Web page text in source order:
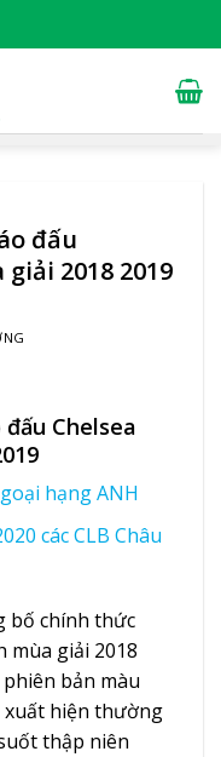
đấu
2018 2019
Chelsea
hạng ANH
các CLB Châu
bố chính thức
mùa giải 2018
bản màu
xuất hiện thường
thập niên